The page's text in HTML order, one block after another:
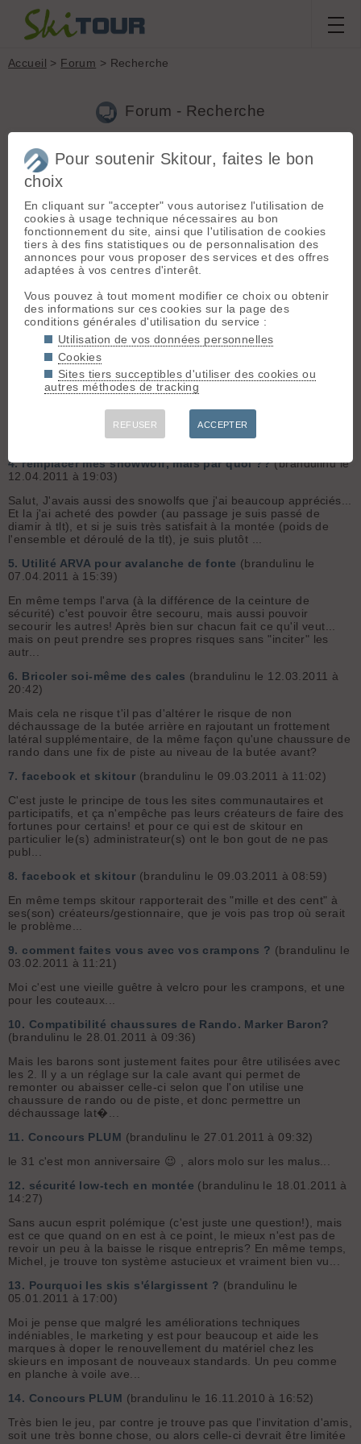
Accueil > Forum > Recherche
Forum - Recherche
Nouveau sujet|Voir tous les sujets
66 résultats
Protection abdominale(brandulinu le 23.10.2021 à 22:04)
Salut et merci pour vos réponses. @etienne-H-, j'ai bien un
airbag :) mais le sac est insuffisant, car contrairement à ce
qu'on pense le rein est plus vulnérable sur le côté, et devant
(c'est d'ailleurs par le ventre qu'on me l'a enlevé avec u...
Protection abdominale(brandulinu le 18.10.2021 à 12:11)
Salut à tous, J'ai du me faire enlever un rein récemment, et du
coup même si je n'ai plus du tout une pratique engagée, je
souhaite protéger celui qui me reste d'éventuels chocs, bien
que le rein ne soit pas l'organe le plus exposé... Mais bo...
Concours PLUM(brandulinu le 01.06.2011 à 19:27)
J'aimerais bien savoir combien de copains de jeroen et
consorts font partie des gagnants des mois précédents. Pour
ce mois ci, ça ne me semble pas a demontrer
4.remplacer mes snowwolf, mais par quoi ??(brandulinu le
12.04.2011 à 19:03)
Salut, J'avais aussi des snowolfs que j'ai beaucoup appréciés...
Et la j'ai acheté des powder (au passage je suis passé de
diamir à tlt), et si je suis très satisfait à la montée (poids de
l'ensemble et déroulé de la tlt), je suis plutôt ...
5. Utilité ARVA pour avalanche de fonte (brandulinu le
07.04.2011 à 15:39)
En même temps l'arva (à la différence de la ceinture de
sécurité) c'est pouvoir être secouru, mais aussi pouvoir
secourir les autres! Après bien sur chacun fait ce qu'il veut...
mais on peut prendre ses propres risques sans "inciter" les
autr...
6. Bricoler soi-même des cales (brandulinu le 12.03.2011 à
20:42)
Mais cela ne risque t'il pas d'altérer le risque de non
déchaussage de la butée arrière en rajoutant un frottement
latéral supplémentaire, de la même façon qu'une chaussure de
rando dans une fix de piste au niveau de la butée avant?
7.facebook et skitour (brandulinu le 09.03.2011 à 11:02)
C'est juste le principe de tous les sites communautaires et
participatifs, et ça n'empêche pas leurs créateurs de faire des
fortunes pour certains! et pour ce qui est de skitour en
particulier le(s) administrateur(s) ont le bon gout de ne pas
publ...
8.facebook et skitour (brandulinu le 09.03.2011 à 08:59)
En même temps skitour rapporterait des "mille et des cent" à
ses(son) créateurs/gestionnaire, que je vois pas trop où serait
le problème...
9. comment faites vous avec vos crampons ? (brandulinu le
03.02.2011 à 11:21)
Moi c'est une vieille guêtre à velcro pour les crampons, et une
pour les couteaux...
10. Compatibilité chaussures de Rando. Marker Baron?
(brandulinu le 28.01.2011 à 09:36)
Mais les barons sont justement faites pour être utilisées avec
les 2. Il y a un réglage sur la cale avant qui permet de
remonter ou abaisser celle-ci selon que l'on utilise une
chaussure de rando ou de piste, et donc permettre un
déchaussage lat�...
11. Concours PLUM (brandulinu le 27.01.2011 à 09:32)
le 31 c'est mon anniversaire 😉 , alors molo sur les malus...
12. sécurité low-tech en montée (brandulinu le 18.01.2011 à
14:27)
Sans aucun esprit polémique (c'est juste une question!), mais
est ce que quand on en est à ce point, le mieux n'est pas de
revoir un peu à la baisse le risque entrepris? En même temps,
Michel, je trouve ton système astucieux et vraiment bien vu...
13. Pourquoi les skis s'élargissent ? (brandulinu le
05.01.2011 à 17:00)
Moi je pense que malgré les améliorations techniques
indéniables, le marketing y est pour beaucoup et aide les
marques à doper le renouvellement du matériel chez les
skieurs en imposant de nouveaux standards. Un peu comme
en planche à voile ave...
14. Concours PLUM (brandulinu le 16.11.2010 à 16:52)
Très bien le jeu, par contre je trouve pas que l'invitation d'amis,
soit une très bonne chose, ou alors celle-ci devrait être limitée
Pour soutenir Skitour, faites le bon
choix
En cliquant sur "accepter" vous autorisez l'utilisation de
cookies à usage technique nécessaires au bon
fonctionnement du site, ainsi que l'utilisation de cookies
tiers à des fins statistiques ou de personnalisation des
annonces pour vous proposer des services et des offres
adaptées à vos centres d'interêt.
Vous pouvez à tout moment modifier ce choix ou obtenir
des informations sur ces cookies sur la page des
conditions générales d'utilisation du service :
Utilisation de vos données personnelles
Cookies
Sites tiers succeptibles d'utiliser des cookies ou
autres méthodes de tracking
REFUSER ACCEPTER